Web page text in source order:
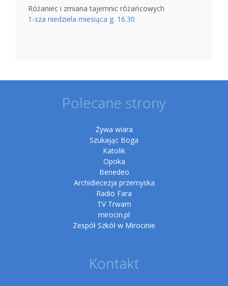
Różaniec i zmiana tajemnic różańcowych
1-sza niedziela miesiąca g. 16.30
Polecane strony
Żywa wiara
Szukając Boga
Katolik
Opoka
Benedeo
Archidiecezja przemyska
Radio Fara
TV Trwam
mirocin.pl
Zespół Szkół w Mirocinie
Kontakt